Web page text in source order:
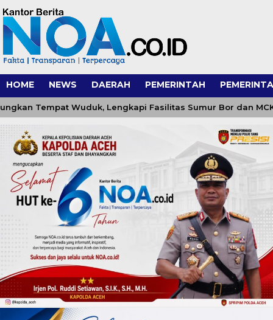
HOME NEWS DAERAH PEMERINTAH
Wuduk, Lengkapi Fasilitas Sumur Bor dan MCK di